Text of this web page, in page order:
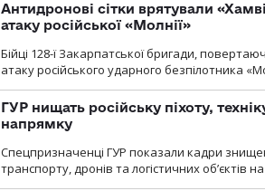
Антидронові сітки врятували
атаку російської «Молнії»
Бійці 128-ї Закарпатської бригади,
атаку російського ударного безпілотника
ГУР нищать російську піхоту,
напрямку
Спецпризначенці ГУР показали кадри
транспорту, дронів та логістичних об’єктів